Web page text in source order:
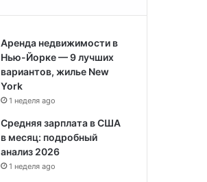
Аренда недвижимости в
Нью-Йорке — 9 лучших
вариантов, жилье New
York
1 неделя ago
Средняя зарплата в США
в месяц: подробный
анализ 2026
1 неделя ago